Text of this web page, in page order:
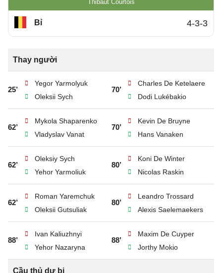
Thibaut Courtois
Bỉ 4-3-3
Thay người
25’
Yegor Yarmolyuk
Oleksii Sych
70’
Charles De Ketelaere
Dodi Lukébakio
62’
Mykola Shaparenko
Vladyslav Vanat
70’
Kevin De Bruyne
Hans Vanaken
62’
Oleksiy Sych
Yehor Yarmoliuk
80’
Koni De Winter
Nicolas Raskin
62’
Roman Yaremchuk
Oleksii Gutsuliak
80’
Leandro Trossard
Alexis Saelemaekers
88’
Ivan Kaliuzhnyi
Yehor Nazaryna
88’
Maxim De Cuyper
Jorthy Mokio
Cầu thủ dự bị